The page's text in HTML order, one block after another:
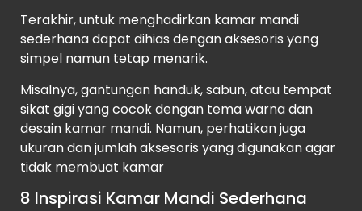
Terakhir, untuk menghadirkan kamar mandi
sederhana dapat dihias dengan aksesoris yang
simpel namun tetap menarik.
Misalnya, gantungan handuk, sabun, atau tempat
sikat gigi yang cocok dengan tema warna dan
desain kamar mandi. Namun, perhatikan juga
ukuran dan jumlah aksesoris yang digunakan agar
tidak membuat kamar
8 Inspirasi Kamar Mandi Sederhana